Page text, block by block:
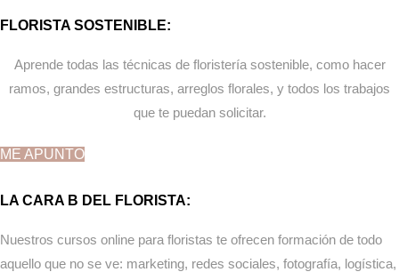
FLORISTA SOSTENIBLE:
Aprende todas las técnicas de floristería sostenible, como hacer
ramos, grandes estructuras, arreglos florales, y todos los trabajos
que te puedan solicitar.
ME APUNTO
LA CARA B DEL FLORISTA:
Nuestros cursos online para floristas te ofrecen formación de todo
aquello que no se ve: marketing, redes sociales, fotografía, logística,